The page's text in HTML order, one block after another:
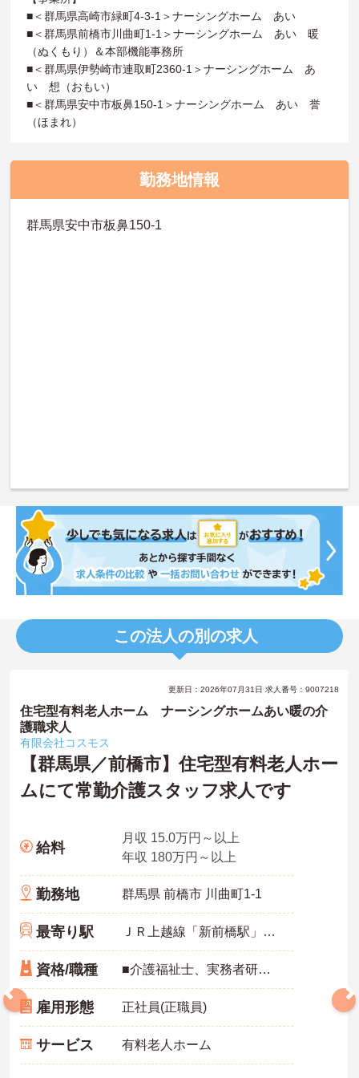
■＜群馬県高崎市緑町4-3-1＞ナーシングホーム あい
■＜群馬県前橋市川曲町1-1＞ナーシングホーム あい 暖
（ぬくもり）＆本部機能事務所
■＜群馬県伊勢崎市連取町2360-1＞ナーシングホーム あ
い 想（おもい）
■＜群馬県安中市板鼻150-1＞ナーシングホーム あい 誉
（ほまれ）
勤務地情報
群馬県安中市板鼻150-1
この法人の別の求人
更新日：2026年07月31日 求人番号：9007218
住宅型有料老人ホーム ナーシングホームあい暖の介
護職求人
有限会社コスモス
【群馬県／前橋市】住宅型有料老人ホー
ムにて常勤介護スタッフ求人です
給料
月収 15.0万円～以上
年収 180万円～以上
勤務地 群馬県 前橋市 川曲町1-1
最寄り駅 ＪＲ上越線「新前橋駅」バス・車8分
資格/職種 ■介護福祉士、実務者研修（ヘルパー1級）、初任者研修（ヘルパー2級）いずれか資格お持ちの方 ※未経験者、無資格者応相談
雇用形態 正社員(正職員)
サービス 有料老人ホーム